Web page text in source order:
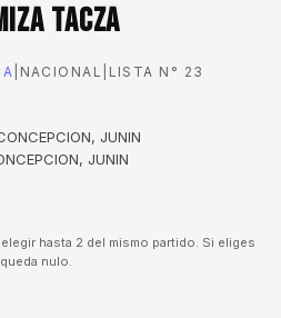
Tacza
NACIONAL LISTA N° 23
JUNIN
JUNIN
hasta 2 del mismo partido. Si eliges
nulo.